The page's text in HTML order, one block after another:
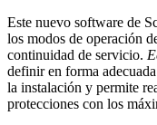
Este nuevo software de
los modos de operación
continuidad de servicio.
definir en forma
la instalación y permite
protecciones con los